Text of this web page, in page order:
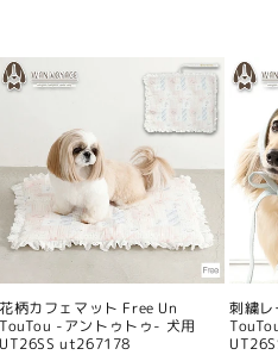
花柄カフェマット Free Un
TouTou -アントゥトゥ- 犬用
UT26SS ut267178
刺繍